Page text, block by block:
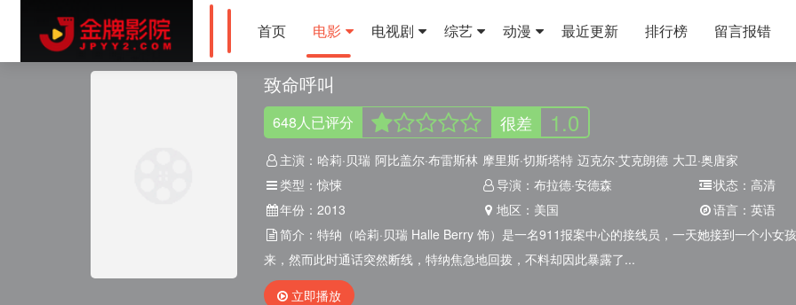
首页 电影 电视剧 综艺 动漫 最近更新 排行榜 留言报错
致命呼叫
648人已评分 很差 1.0
主演： 哈莉·贝瑞 阿比盖尔·布雷斯林 摩里斯·切斯塔特 迈克尔·艾克朗德 大卫·奥唐家
类型：惊悚 导演： 布拉德·安德森 状态： 高清
年份： 2013 地区： 美国 语言： 英语
简介： 特纳（哈莉·贝瑞 Halle Berry 饰）是一名911报案中心的接线员，一天她接到一个小女
来，然而此时通话突然断线，特纳焦急地回拨，不料却因此暴露了...
立即播放